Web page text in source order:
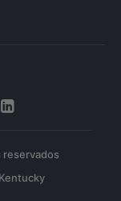
reservados